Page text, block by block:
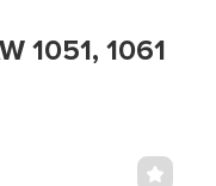
1051, 1061